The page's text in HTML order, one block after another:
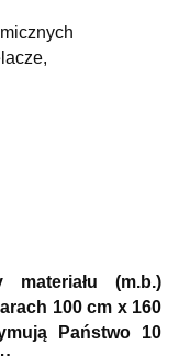
(m.b.)
100 cm x 160
Państwo 10